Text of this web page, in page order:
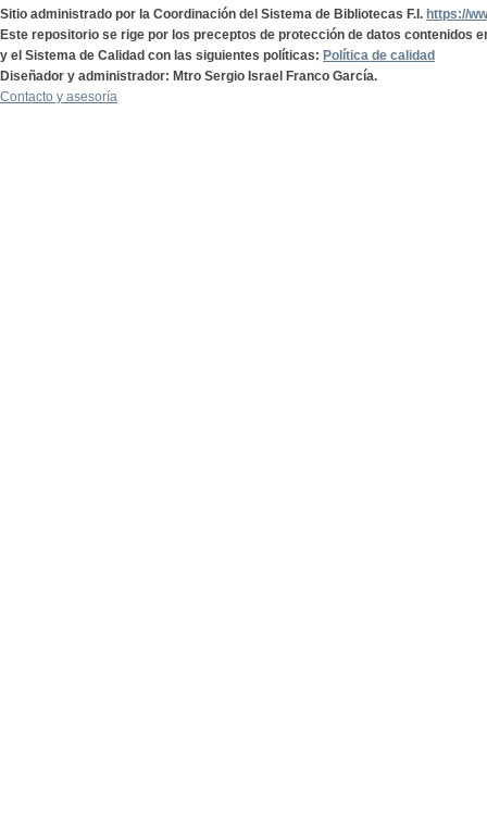
Sitio administrado por la Coordinación del Sistema de Bibliotecas F.I. https://
Este repositorio se rige por los preceptos de protección de datos contenidos
y el Sistema de Calidad con las siguientes políticas: Política de calidad
Diseñador y administrador: Mtro Sergio Israel Franco García.
Contacto y asesoría